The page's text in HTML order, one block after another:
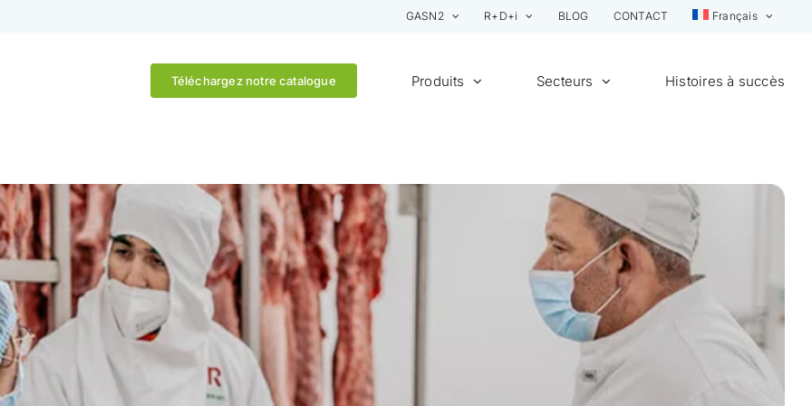
GASN2 R+D+i BLOG CONTACT Français
Téléchargez notre catalogue Produits Secteurs Histoires à succès